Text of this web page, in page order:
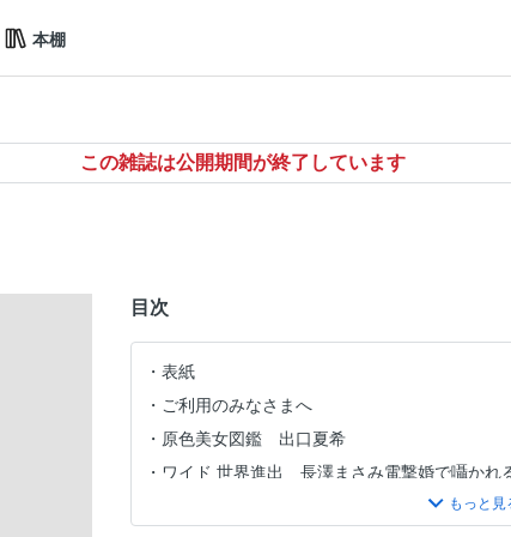
本棚
この雑誌は公開期間が終了しています
目次
表紙
ご利用のみなさまへ
原色美女図鑑 出口夏希
ワイド 世界進出 長澤まさみ電撃婚で囁かれ
Ｓｎｏｗ Ｍａｎリーダー岩本照が挑む忍者ド